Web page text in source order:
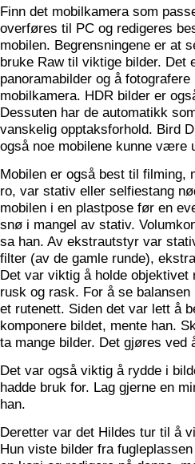
Finn det mobilkamera som
overføres til PC og redigeres
mobilen. Begrensningene er at
bruke Raw til viktige bilder. Det
panoramabilder og å
mobilkamera. HDR bilder er
Dessuten har de automatikk
vanskelig opptaksforhold. Bird
også noe mobilene kunne være
Mobilen er også best til filming,
ro, var stativ eller selfiestang
mobilen i en plastpose før en
snø i mangel av stativ.
sa han. Av ekstrautstyr var
filter (av de gamle runde),
Det var viktig å holde
rusk og rask. For å se
et rutenett. Siden det var lett å
komponere bildet, mente han.
ta mange bilder. Det gjøres ved
Det var også viktig å rydde i
hadde bruk for. Lag gjerne en
han.
Deretter var det Hildes tur til å
Hun viste bilder fra